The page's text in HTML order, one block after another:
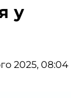
у
2025, 08:04